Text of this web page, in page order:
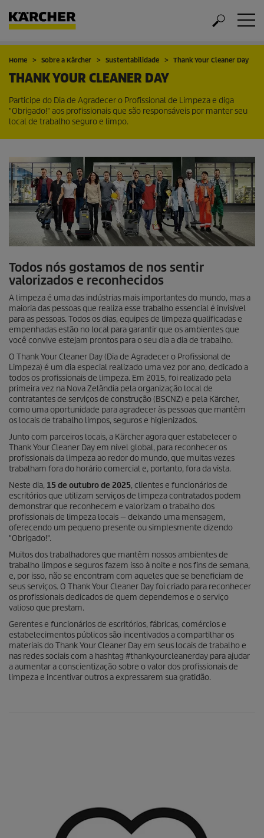
Home Sobre a Kärcher Sustentabilidade Thank Your Cleaner Day
THANK YOUR CLEANER DAY
Participe do Dia de Agradecer o Profissional de Limpeza e diga
"Obrigado!" aos profissionais que são responsáveis por manter seu
local de trabalho seguro e limpo.
Todos nós gostamos de nos sentir
valorizados e reconhecidos
A limpeza é uma das indústrias mais importantes do mundo, mas a
maioria das pessoas que realiza esse trabalho essencial é invisível
para as pessoas. Todos os dias, equipes de limpeza qualificadas e
empenhadas estão no local para garantir que os ambientes que
você convive estejam prontos para o seu dia a dia de trabalho.
O Thank Your Cleaner Day (Dia de Agradecer o Profissional de
Limpeza) é um dia especial realizado uma vez por ano, dedicado a
todos os profissionais de limpeza. Em 2015, foi realizado pela
primeira vez na Nova Zelândia pela organização local de
contratantes de serviços de construção (BSCNZ) e pela Kärcher,
como uma oportunidade para agradecer às pessoas que mantêm
os locais de trabalho limpos, seguros e higienizados.
Junto com parceiros locais, a Kärcher agora quer estabelecer o
Thank Your Cleaner Day em nível global, para reconhecer os
profissionais da limpeza ao redor do mundo, que muitas vezes
trabalham fora do horário comercial e, portanto, fora da vista.
Neste dia, 15 de outubro de 2025, clientes e funcionários de
escritórios que utilizam serviços de limpeza contratados podem
demonstrar que reconhecem e valorizam o trabalho dos
profissionais de limpeza locais — deixando uma mensagem,
oferecendo um pequeno presente ou simplesmente dizendo
"Obrigado!".
Muitos dos trabalhadores que mantêm nossos ambientes de
trabalho limpos e seguros fazem isso à noite e nos fins de semana,
e, por isso, não se encontram com aqueles que se beneficiam de
seus serviços. O Thank Your Cleaner Day foi criado para reconhecer
os profissionais dedicados de quem dependemos e o serviço
valioso que prestam.
Gerentes e funcionários de escritórios, fábricas, comércios e
estabelecimentos públicos são incentivados a compartilhar os
materiais do Thank Your Cleaner Day em seus locais de trabalho e
nas redes sociais com a hashtag #thankyourcleanerday para ajudar
a aumentar a conscientização sobre o valor dos profissionais de
limpeza e incentivar outros a expressarem sua gratidão.